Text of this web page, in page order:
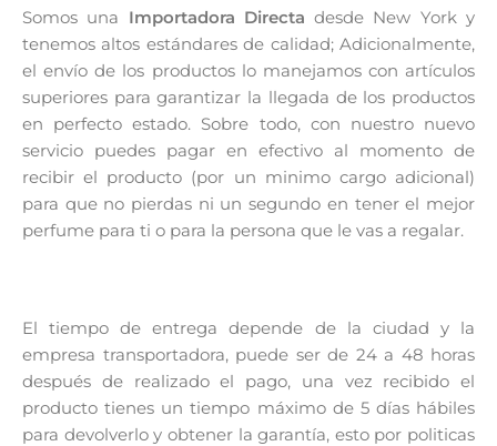
Somos una Importadora Directa desde New York y
tenemos altos estándares de calidad; Adicionalmente,
el envío de los productos lo manejamos con artículos
superiores para garantizar la llegada de los productos
en perfecto estado. Sobre todo, con nuestro nuevo
servicio puedes pagar en efectivo al momento de
recibir el producto (por un minimo cargo adicional)
para que no pierdas ni un segundo en tener el mejor
perfume para ti o para la persona que le vas a regalar.
El tiempo de entrega depende de la ciudad y la
empresa transportadora, puede ser de 24 a 48 horas
después de realizado el pago, una vez recibido el
producto tienes un tiempo máximo de 5 días hábiles
para devolverlo y obtener la garantía, esto por politicas